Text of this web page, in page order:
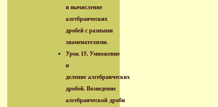
и вычисление
алгебраических
дробей с разными
знаменателями.
Урок 15. Умножение
и
деление алгебраических
дробей. Возведение
алгебраической дроби